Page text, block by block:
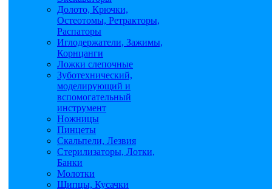
Долото, Крючки,
Остеотомы, Ретракторы,
Распаторы
Иглодержатели, Зажимы,
Корнцанги
Ложки слепочные
Зуботехнический,
моделирующий и
вспомогательный
инструмент
Ножницы
Пинцеты
Скальпели, Лезвия
Стерилизаторы, Лотки,
Банки
Молотки
Щипцы, Кусачки